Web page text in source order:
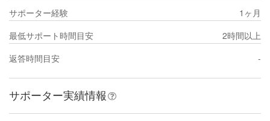
サポーター経験
1ヶ月
最低サポート時間目安
2時間以上
返答時間目安
-
サポーター実績情報